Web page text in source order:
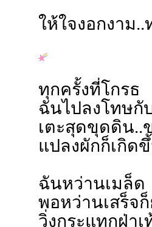
ให้ใจงอกงาม
ทุกครั้งที่โกรธ
ฉันไปลงโทษ
เตะสุดขุดดิน
แปลงผักก็เกิด
ฉันหว่านเมล็ด
พอหว่านเสร็จ
วิ่งกระแทกฝ่าเ